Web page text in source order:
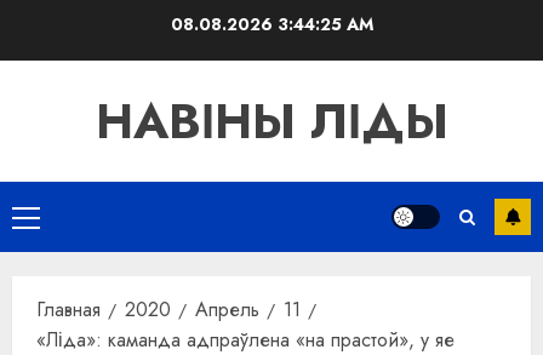
08.08.2026 3:44:26 AM
НАВІНЫ ЛІДЫ
Основное
меню
Главная 2020 Апрель
11
«Ліда»: каманда адпраўлена «на прастой», у яе